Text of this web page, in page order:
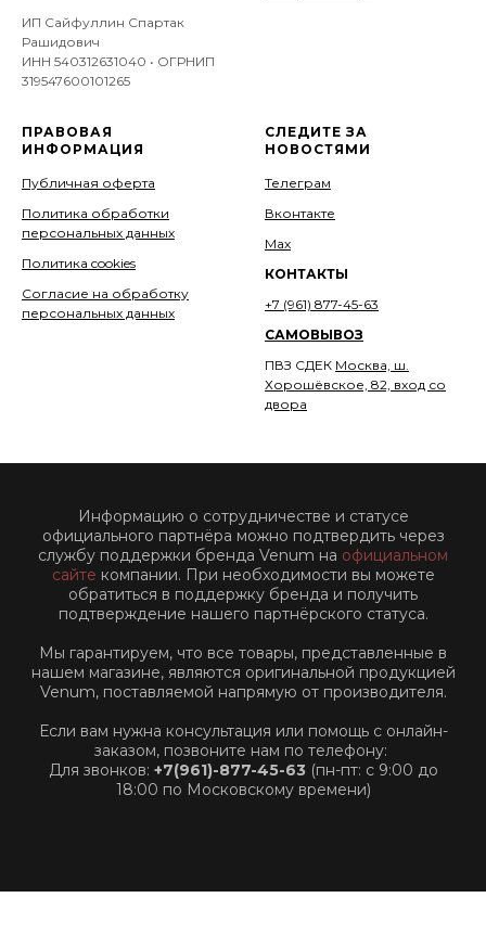
ИП Сайфуллин Спартак
Рашидович
ИНН 540312631040 • ОГРНИП
319547600101265
ПРАВОВАЯ
ИНФОРМАЦИЯ
Публичная оферта
Политика обработки
персональных данных
Политика cookies
Согласие на обработку
персональных данных
СЛЕДИТЕ ЗА
НОВОСТЯМИ
Телеграм
Вконтакте
Мах
КОНТАКТЫ
+7 (961) 877-45-63
САМОВЫВОЗ
ПВЗ СДЕК Москва, ш.
Хорошёвское, 82, вход со
двора
Информацию о сотрудничестве и статусе
официального партнёра можно подтвердить через
службу поддержки бренда Venum на официальном
сайте компании. При необходимости вы можете
обратиться в поддержку бренда и получить
подтверждение нашего партнёрского статуса.
Мы гарантируем, что все товары, представленные в
нашем магазине, являются оригинальной продукцией
Venum, поставляемой напрямую от производителя.
Если вам нужна консультация или помощь с онлайн-
заказом, позвоните нам по телефону:
Для звонков: +7(961)-877-45-63 (пн-пт: с 9:00 до
18:00 по Московскому времени)